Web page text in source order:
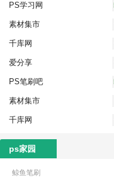
PS学习网
素材集市
千库网
爱分享
PS笔刷吧
素材集市
千库网
ps家园
鲸鱼笔刷